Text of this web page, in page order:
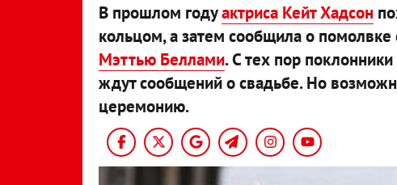
В прошлом годуактриса Кейт Хадсон
кольцом, а затем сообщила о
Мэттью Беллами. С тех пор
ждут сообщений о свадьбе. Но
церемонию.